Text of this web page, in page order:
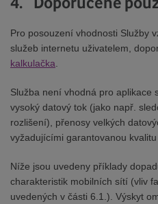
Pro posouzení vhodnosti Služby
služeb internetu uživatelem,
kalkulačka
Služba není vhodná pro aplikace
vysoký datový tok (jako např.
rozlišení), přenosy velkých
vyžadujícími garantovanou kvalitu
Níže jsou uvedeny příklady
charakteristik mobilních sítí (vliv
uvedených v části 6.1.). Výskyt